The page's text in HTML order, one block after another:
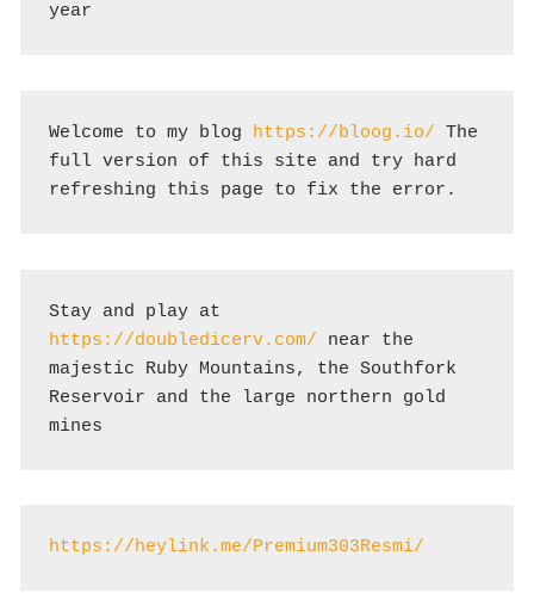
year
Welcome to my blog https://bloog.io/ The
full version of this site and try hard
refreshing this page to fix the error.
https://doubledicerv.com/ near the
majestic Ruby Mountains, the Southfork
Reservoir and the large northern gold
mines
https://heylink.me/Premium303Resmi/